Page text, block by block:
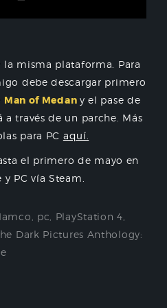
misma plataforma. Para
debe descargar primero
Man of Medan y el pase de
través de un parche. Más
para PC aquí.
el primero de mayo en
PC vía Steam.
pc PlayStation 4
Dark Pictures Anthology: